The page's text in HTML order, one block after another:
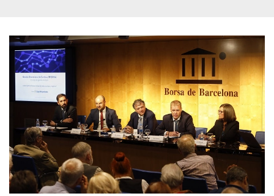
d
e
c
o